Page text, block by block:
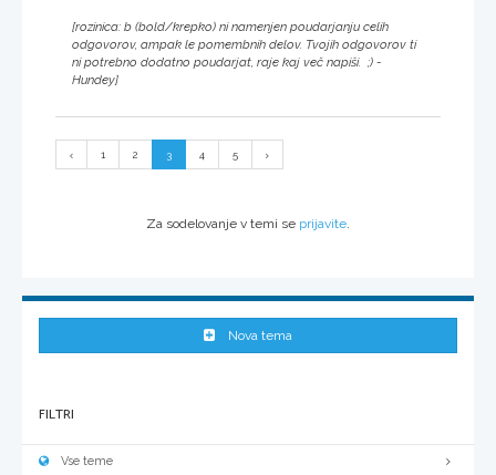
[rozinica: b (bold/krepko) ni namenjen poudarjanju celih
odgovorov, ampak le pomembnih delov. Tvojih odgovorov ti
ni potrebno dodatno poudarjat, raje kaj več napiši. ;) -
Hundey]
1 2 3 4 5
Za sodelovanje v temi se prijavite
Nova tema
FILTRI
Vse teme